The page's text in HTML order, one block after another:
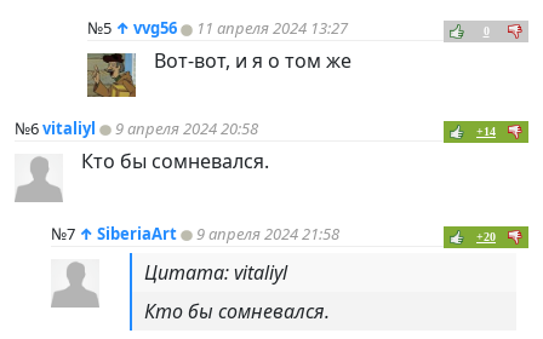
№5 ↑ vvg56 11 апреля 2024 13:27 0
Вот-вот, и я о том же
№6vitaliyl 9 апреля 2024 20:58 +14
Кто бы сомневался.
№7 ↑ SiberiaArt 9 апреля 2024 21:58 +20
Цитата: vitaliyl
Кто бы сомневался.